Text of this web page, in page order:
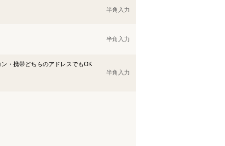
半角入力
半角入力
・携帯どちらのアドレスでもOK
半角入力